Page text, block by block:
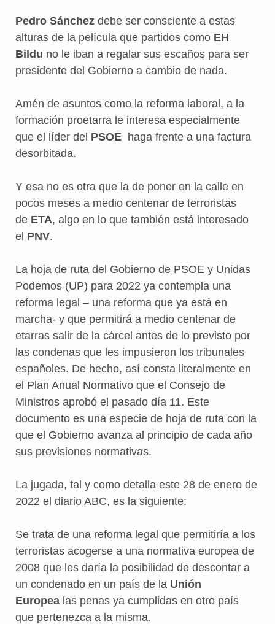
Pedro Sánchez debe ser consciente a estas
alturas de la película que partidos como EH
Bildu no le iban a regalar sus escaños para ser
presidente del Gobierno a cambio de nada.
Amén de asuntos como la reforma laboral, a la
formación proetarra le interesa especialmente
que el líder del PSOE haga frente a una factura
desorbitada.
Y esa no es otra que la de poner en la calle en
pocos meses a medio centenar de terroristas
de ETA, algo en lo que también está interesado
el PNV.
La hoja de ruta del Gobierno de PSOE y Unidas
Podemos (UP) para 2022 ya contempla una
reforma legal – una reforma que ya está en
marcha- y que permitirá a medio centenar de
etarras salir de la cárcel antes de lo previsto por
las condenas que les impusieron los tribunales
españoles. De hecho, así consta literalmente en
el Plan Anual Normativo que el Consejo de
Ministros aprobó el pasado día 11. Este
documento es una especie de hoja de ruta con la
que el Gobierno avanza al principio de cada año
sus previsiones normativas.
La jugada, tal y como detalla este 28 de enero de
2022 el diario ABC, es la siguiente:
Se trata de una reforma legal que permitiría a los
terroristas acogerse a una normativa europea de
2008 que les daría la posibilidad de descontar a
un condenado en un país de la Unión
Europea las penas ya cumplidas en otro país
que pertenezca a la misma.